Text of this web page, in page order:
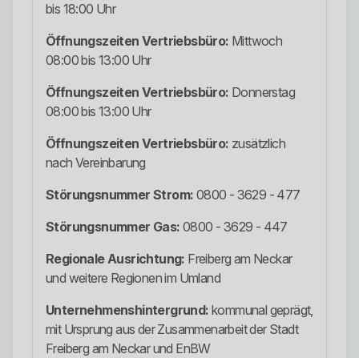
bis 18:00 Uhr
Öffnungszeiten Vertriebsbüro: Mittwoch
08:00 bis 13:00 Uhr
Öffnungszeiten Vertriebsbüro: Donnerstag
08:00 bis 13:00 Uhr
Öffnungszeiten Vertriebsbüro: zusätzlich
nach Vereinbarung
Störungsnummer Strom: 0800 - 3629 - 477
Störungsnummer Gas: 0800 - 3629 - 447
Regionale Ausrichtung: Freiberg am Neckar
und weitere Regionen im Umland
Unternehmenshintergrund: kommunal geprägt,
mit Ursprung aus der Zusammenarbeit der Stadt
Freiberg am Neckar und EnBW